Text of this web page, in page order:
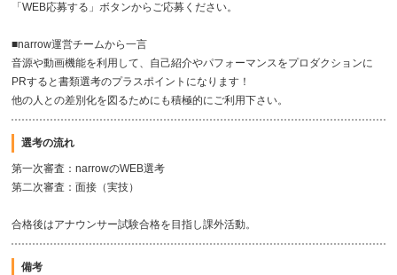
「WEB応募する」ボタンからご応募ください。
■narrow運営チームから一言
音源や動画機能を利用して、自己紹介やパフォーマンスをプロダクションに
PRすると書類選考のプラスポイントになります！
他の人との差別化を図るためにも積極的にご利用下さい。
選考の流れ
第一次審査：narrowのWEB選考
第二次審査：面接（実技）
合格後はアナウンサー試験合格を目指し課外活動。
備考